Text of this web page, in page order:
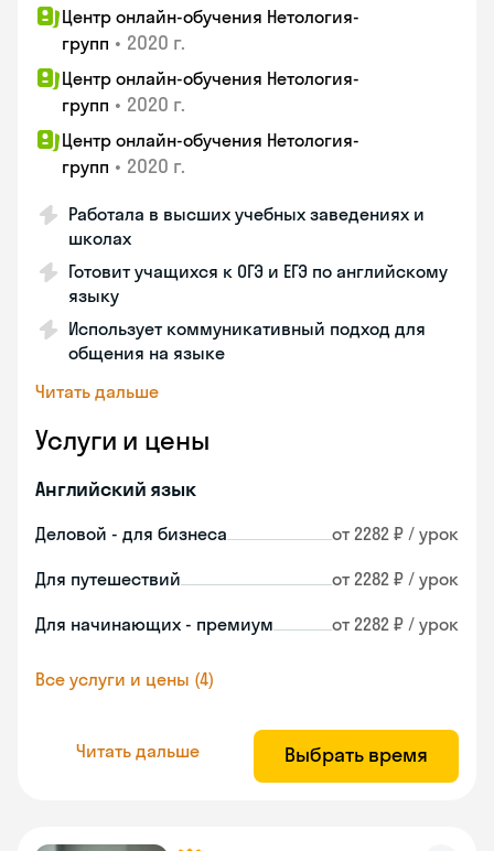
Центр онлайн-обучения Нетология-
групп • 2020 г.
Центр онлайн-обучения Нетология-
групп • 2020 г.
Центр онлайн-обучения Нетология-
групп • 2020 г.
Работала в высших учебных заведениях и
школах
Готовит учащихся к ОГЭ и ЕГЭ по английскому
языку
Использует коммуникативный подход для
общения на языке
Читать дальше
Услуги и цены
Английский язык
Деловой - для бизнеса от 2282 ₽ / урок
Для путешествий от 2282 ₽ / урок
Для начинающих - премиум от 2282 ₽ / урок
Все услуги и цены (4)
Читать дальше Выбрать время